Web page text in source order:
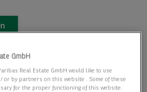
GmbH
Real Estate GmbH would like to use
or by partners on this website . Some of these
for the proper functioning of this website.